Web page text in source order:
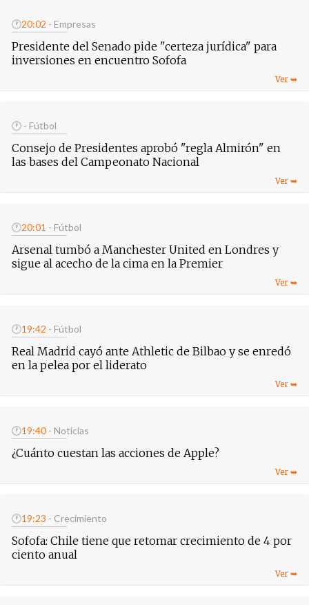
🕐20:02 - Empresas
Presidente del Senado pide "certeza jurídica" para
inversiones en encuentro Sofofa
🕐 - Fútbol
Consejo de Presidentes aprobó "regla Almirón" en
las bases del Campeonato Nacional
🕐20:01 - Fútbol
Arsenal tumbó a Manchester United en Londres y
sigue al acecho de la cima en la Premier
🕐19:42 - Fútbol
Real Madrid cayó ante Athletic de Bilbao y se enredó
en la pelea por el liderato
🕐19:40 - Noticias
¿Cuánto cuestan las acciones de Apple?
🕐19:23 - Crecimiento
Sofofa: Chile tiene que retomar crecimiento de 4 por
ciento anual